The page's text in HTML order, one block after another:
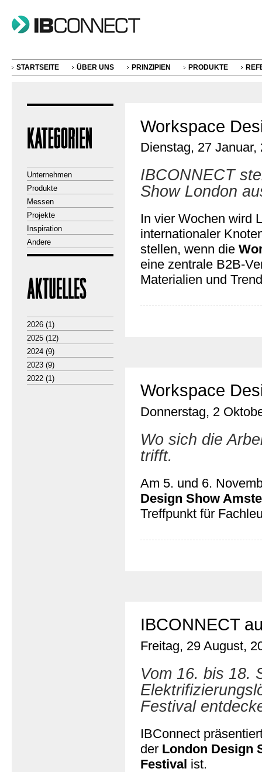
STARTSEITE ÜBER UNS PRINZIPIEN PRODUKTE
Unternehmen
Produkte
Messen
Projekte
Inspiration
Andere
2026 (1)
2025 (12)
2024 (9)
2023 (9)
2022 (1)
Workspace
Dienstag, 27 Januar,
IBCONNECT
Show London
In vier Wochen wird
internationaler
stellen, wenn die
eine zentrale B2B-
Materialien und
Workspace
Donnerstag, 2
Wo sich die
trifft.
Am 5. und 6.
Design Show
Treffpunkt für
IBCONNECT
Freitag, 29 August,
Vom 16. bis 18.
Festival
IBConnect
der London Design
Festival ist.